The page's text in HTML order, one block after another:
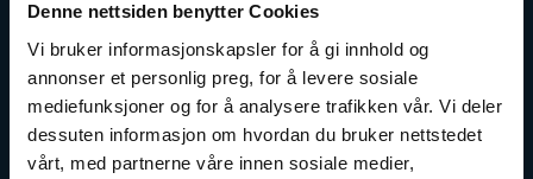
Denne nettsiden benytter Cookies
Vi bruker informasjonskapsler for å gi innhold og
annonser et personlig preg, for å levere sosiale
mediefunksjoner og for å analysere trafikken vår. Vi deler
dessuten informasjon om hvordan du bruker nettstedet
vårt, med partnerne våre innen sosiale medier,